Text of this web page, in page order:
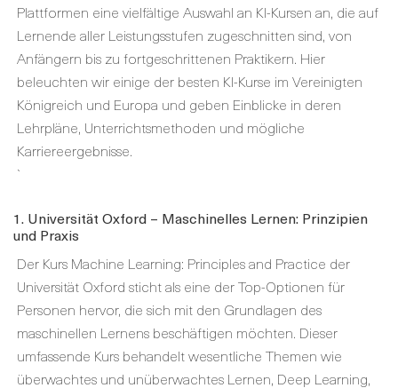
Plattformen eine vielfältige Auswahl an KI-Kursen an, die auf
Lernende aller Leistungsstufen zugeschnitten sind, von
Anfängern bis zu fortgeschrittenen Praktikern. Hier
beleuchten wir einige der besten KI-Kurse im Vereinigten
Königreich und Europa und geben Einblicke in deren
Lehrpläne, Unterrichtsmethoden und mögliche
Karriereergebnisse.
`
1. Universität Oxford – Maschinelles Lernen: Prinzipien
und Praxis
Der Kurs Machine Learning: Principles and Practice der
Universität Oxford sticht als eine der Top-Optionen für
Personen hervor, die sich mit den Grundlagen des
maschinellen Lernens beschäftigen möchten. Dieser
umfassende Kurs behandelt wesentliche Themen wie
überwachtes und unüberwachtes Lernen, Deep Learning,